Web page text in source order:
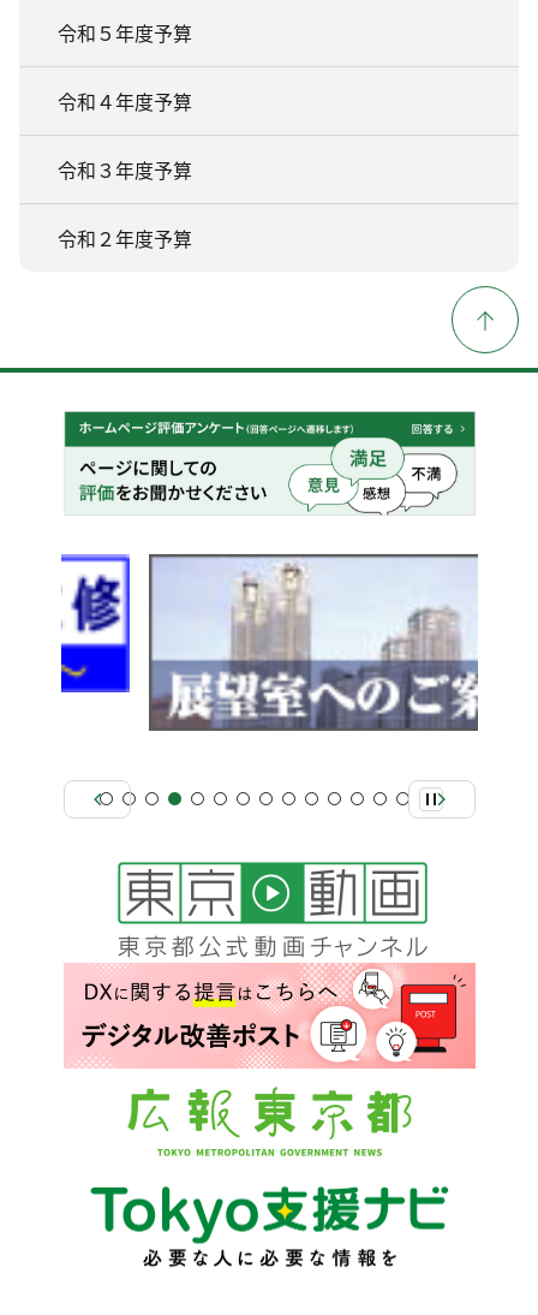
令和５年度予算
令和４年度予算
令和３年度予算
令和２年度予算